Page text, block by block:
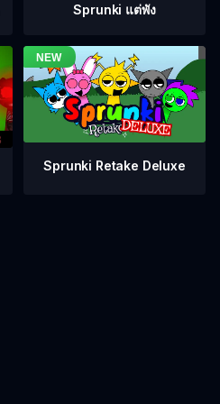
Sprunki แต่พัง
Sprunki Retake Deluxe